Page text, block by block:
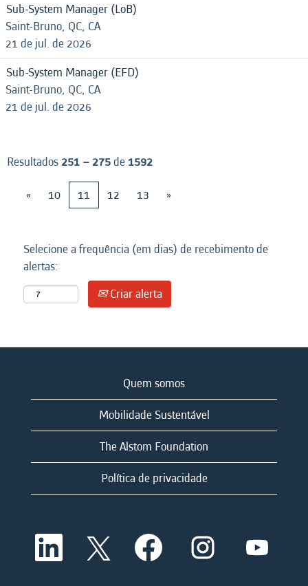
Sub-System Manager (LoB)
Saint-Bruno, QC, CA
21 de jul. de 2026
Sub-System Manager (EFD)
Saint-Bruno, QC, CA
21 de jul. de 2026
Resultados 251 – 275de1592
«
10 11 12 13 »
Selecione a frequência (em dias) de recebimento de
alertas:
Criar alerta
Quem somos
Mobilidade Sustentável
The Alstom Foundation
Política de privacidade
A
r
A
b
r
A
b b